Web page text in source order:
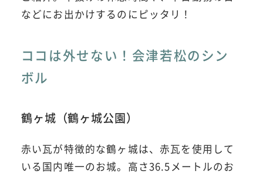
などにお出かけするのにピッタリ！
ココは外せない！会津若松のシン
ボル
鶴ヶ城（鶴ヶ城公園）
赤い瓦が特徴的な鶴ヶ城は、赤瓦を使用して
いる国内唯一のお城。高さ36.5メートルのお